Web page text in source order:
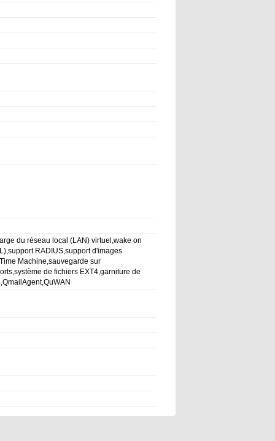
du réseau local (LAN) virtuel,wake on
RADIUS,support d'images
Machine,sauvegarde sur
de fichiers EXT4,garniture de